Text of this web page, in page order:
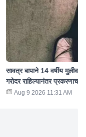
सावत्र बापाने 14 वर्षीय मुलीवर
गरोदर राहिल्यानंतर प्रकरणाचा
Aug 9 2026 11:31 AM